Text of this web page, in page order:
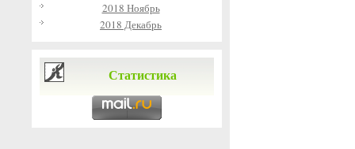
2018 Ноябрь
2018 Декабрь
Статистика